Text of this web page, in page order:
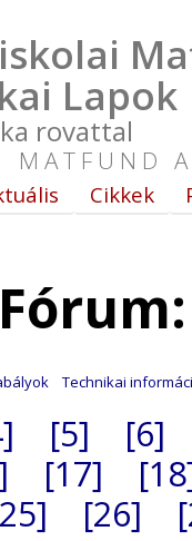
Lapok
rovattal
MATFUND
Cikkek
Technikai
[5]
[6]
[17]
[26]